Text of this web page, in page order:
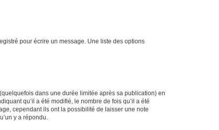
pour écrire un message. Une liste des options
dans une durée limitée après sa publication) en
qu’il a été modifié, le nombre de fois qu’il a été
cependant ils ont la possibilité de laisser une note
y a répondu.